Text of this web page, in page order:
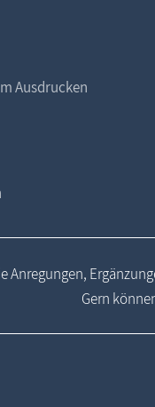
Ausdrucken
Anregungen,
Gern